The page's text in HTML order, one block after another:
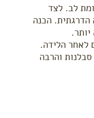
לב. לצד
הדרגתית. הכנה
לאחר הלידה.
והרבה